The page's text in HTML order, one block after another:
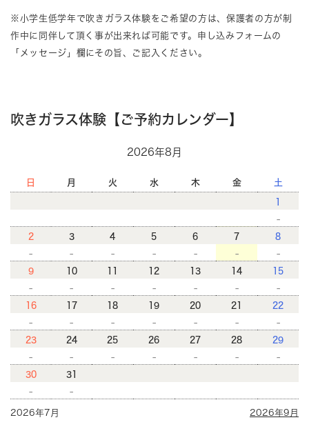
※小学生低学年で吹きガラス体験をご希望の方は、保護者の方が制
作中に同伴して頂く事が出来れば可能です。申し込みフォームの
「メッセージ」欄にその旨、ご記入ください。
吹きガラス体験【ご予約カレンダー】
2026年8月
日 月 火 水 木 金 土
1
-
2
-
3
-
4
-
5
-
6
-
7
-
8
-
9
-
10
-
11
-
12
-
13
-
14
-
15
-
16
-
17
-
18
-
19
-
20
-
21
-
22
-
23
-
24
-
25
-
26
-
27
-
28
-
29
-
30
-
31
-
2026年7月 2026年9月